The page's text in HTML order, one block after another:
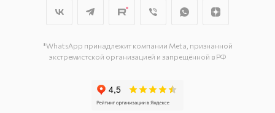
г. Курск, ул. Карла Маркса, д. 68
*WhatsApp принадлежит компании Meta, признанной
экстремистской организацией и запрещённой в РФ